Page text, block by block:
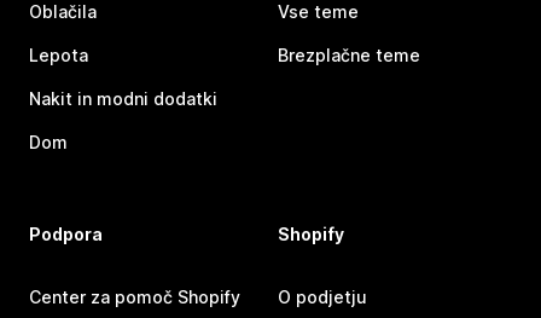
Oblačila
Lepota
Nakit in modni dodatki
Dom
Vse teme
Brezplačne teme
Podpora
Center za pomoč Shopify
Shopify
O podjetju